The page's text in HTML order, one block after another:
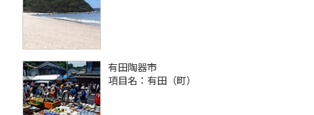
有田陶器市
項目名：有田（町）